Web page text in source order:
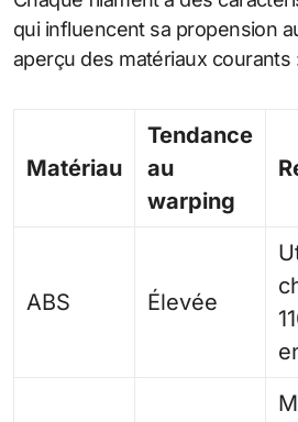
qui influencent sa propension
aperçu des matériaux courants
Matériau
Tendance
au
warping
ABS Élevée